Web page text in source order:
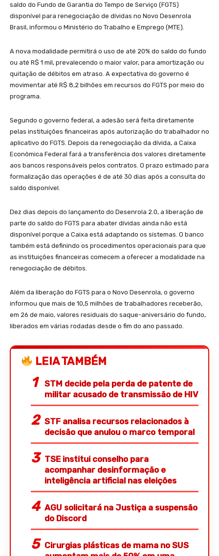
saldo do Fundo de Garantia do Tempo de Serviço (FGTS)
disponível para renegociação de dívidas no Novo Desenrola
Brasil, informou o Ministério do Trabalho e Emprego (MTE).
A nova modalidade permitirá o uso de até 20% do saldo do fundo
ou até R$ 1 mil, prevalecendo o maior valor, para amortização ou
quitação de débitos em atraso. A expectativa do governo é
movimentar até R$ 8,2 bilhões em recursos do FGTS por meio do
programa.
Segundo o governo federal, a adesão será feita diretamente
pelas instituições financeiras após autorização do trabalhador no
aplicativo do FGTS. Depois da renegociação da dívida, a Caixa
Econômica Federal fará a transferência dos valores diretamente
aos bancos responsáveis pelos contratos. O prazo estimado para
formalização das operações é de até 30 dias após a consulta do
saldo disponível.
Dez dias depois do lançamento do Desenrola 2.0, a liberação de
parte do saldo do FGTS para abater dívidas ainda não está
disponível porque a Caixa está adaptando os sistemas. O banco
também está definindo os procedimentos operacionais para que
as instituições financeiras comecem a oferecer a modalidade na
renegociação de débitos.
Além da liberação do FGTS para o Novo Desenrola, o governo
informou que mais de 10,5 milhões de trabalhadores receberão,
em 26 de maio, valores residuais do saque-aniversário do fundo,
liberados em várias rodadas desde o fim do ano passado.
LEIA TAMBÉM
STM decide pela perda de patente de
militar acusado de transmissão de HIV
STF analisa recursos relacionados à
decisão que anulou o marco temporal
TSE institui conselho para
acompanhar desinformação e
inteligência artificial nas eleições
AGU solicitará na Justiça a suspensão
do Discord
Cirurgias plásticas de mama no SUS